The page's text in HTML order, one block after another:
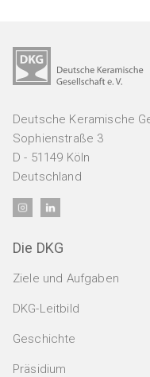
Hochschulen &
Deutsche Keramische
Sophienstraße 3
D - 51149 Köln
Deutschland
Die DKG
Ziele und Aufgaben
DKG-Leitbild
Geschichte
Präsidium